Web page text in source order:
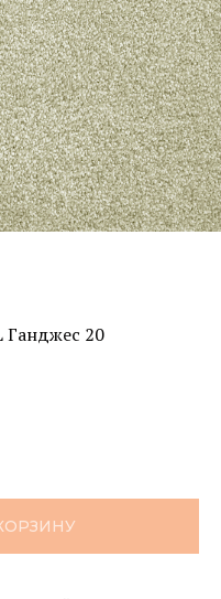
Ганджес 20